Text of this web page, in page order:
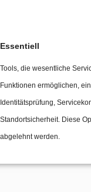
interne und
– Konferenz für
Essentiell
Tools, die wesentliche
Funktionen ermöglichen,
Identitätsprüfung,
Standortsicherheit. Diese
abgelehnt werden.